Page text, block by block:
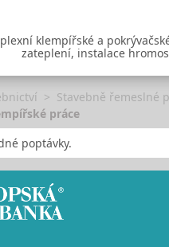
klempířské a
zateplení, instalace
Stavebně řemeslné
práce
poptávky.